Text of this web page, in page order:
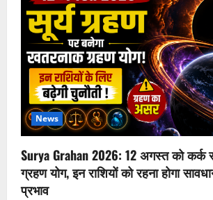
News
Surya Grahan 2026: 12 अगस्त को कर्क
ग्रहण योग, इन राशियों को रहना होगा
प्रभाव